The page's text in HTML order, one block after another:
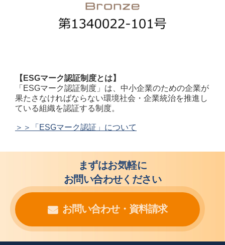
【ESGマーク認証制度とは】
「ESGマーク認証制度」は、中小企業のための企業が
果たさなければならない環境社会・企業統治を推進し
ている組織を認証する制度。
＞＞「ESGマーク認証」について
まずはお気軽に
お問い合わせください
お問い合わせ・資料請求